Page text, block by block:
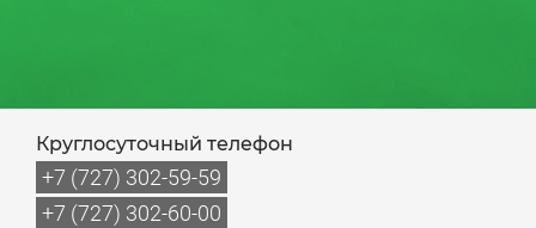
Круглосуточный телефон
+7 (727) 302-59-59
+7 (727) 302-60-00